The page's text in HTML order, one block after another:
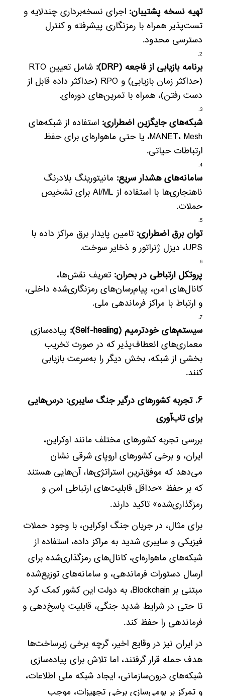
تهیه نسخه پشتیبان: اجرای نسخه‌برداری چندلایه و
تست‌پذیر همراه با رمزنگاری پیشرفته و کنترل
دسترسی محدود.
برنامه بازیابی از فاجعه (DRP):
شامل تعیین RTO
(حداکثر زمان بازیابی) و RPO (حداکثر داده قابل از
دست رفتن)، همراه با تمرین‌های دوره‌ای.
شبکه‌های جایگزین اضطراری: استفاده از شبکه‌های
MANET، Mesh، یا حتی ماهواره‌ای برای حفظ
ارتباطات حیاتی.
سامانه‌های هشدار سریع: مانیتورینگ بلادرنگ
ناهنجاری‌ها با استفاده از AI/ML برای تشخیص
حملات.
توان برق اضطراری: تامین پایدار برق مراکز داده با
UPS، دیزل ژنراتور و ذخایر سوخت.
پروتکل ارتباطی در بحران: تعریف نقش‌ها،
کانال‌های امن، پیام‌رسان‌های رمزنگاری‌شده داخلی،
و ارتباط با مراکز فرماندهی ملی.
سیستم‌های خودترمیم (Self-healing):
پیاده‌سازی
معماری‌های انعطاف‌پذیر که در صورت تخریب
بخشی از شبکه، بخش دیگر را به‌سرعت بازیابی
کنند.
۶. تجربه کشورهای درگیر جنگ سایبری: درس‌هایی
برای تاب‌آوری
بررسی تجربه کشورهای مختلف مانند اوکراین،
ایران، و برخی کشورهای اروپای شرقی نشان
می‌دهد که موفق‌ترین استراتژی‌ها، آن‌هایی هستند
که بر حفظ «حداقل قابلیت‌های ارتباطی امن و
رمزگذاری‌شده» تاکید دارند.
برای مثال، در جریان جنگ اوکراین، با وجود حملات
فیزیکی و سایبری شدید به مراکز داده، استفاده از
شبکه‌های ماهواره‌ای، کانال‌های رمزگذاری‌شده برای
ارسال دستورات فرماندهی، و سامانه‌های توزیع‌شده
مبتنی بر Blockchain، به دولت این کشور کمک کرد
تا حتی در شرایط شدید جنگی، قابلیت پاسخ‌دهی و
فرماندهی را حفظ کند.
در ایران نیز در وقایع اخیر، گرچه برخی زیرساخت‌ها
هدف حمله قرار گرفتند، اما تلاش برای پیاده‌سازی
شبکه‌های درون‌سازمانی، ایجاد شبکه ملی اطلاعات،
و تمرکز بر بومی‌سازی برخی تجهیزات، موجب